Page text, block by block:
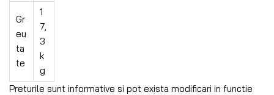
Gr
eu
ta
te
1
7,
3
k
g
Preturile sunt informative si pot exista modificari in functie